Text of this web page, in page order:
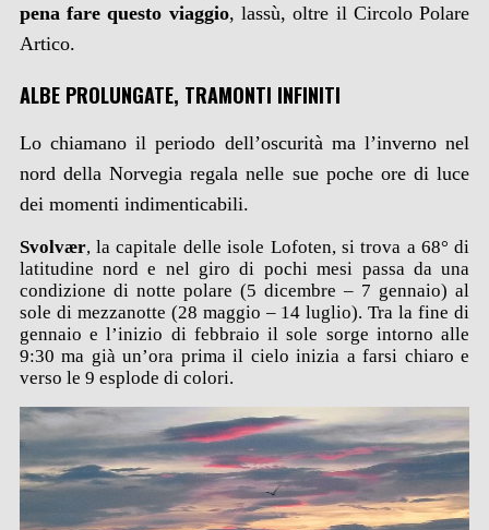
pena fare questo viaggio, lassù, oltre il Circolo Polare
Artico.
ALBE PROLUNGATE, TRAMONTI INFINITI
Lo chiamano il periodo dell’oscurità ma l’inverno nel
nord della Norvegia regala nelle sue poche ore di luce
dei momenti indimenticabili.
Svolvær, la capitale delle isole Lofoten, si trova a 68° di
latitudine nord e nel giro di pochi mesi passa da una
condizione di notte polare (5 dicembre – 7 gennaio) al
sole di mezzanotte (28 maggio – 14 luglio). Tra la fine di
gennaio e l’inizio di febbraio il sole sorge intorno alle
9:30 ma già un’ora prima il cielo inizia a farsi chiaro e
verso le 9 esplode di colori.